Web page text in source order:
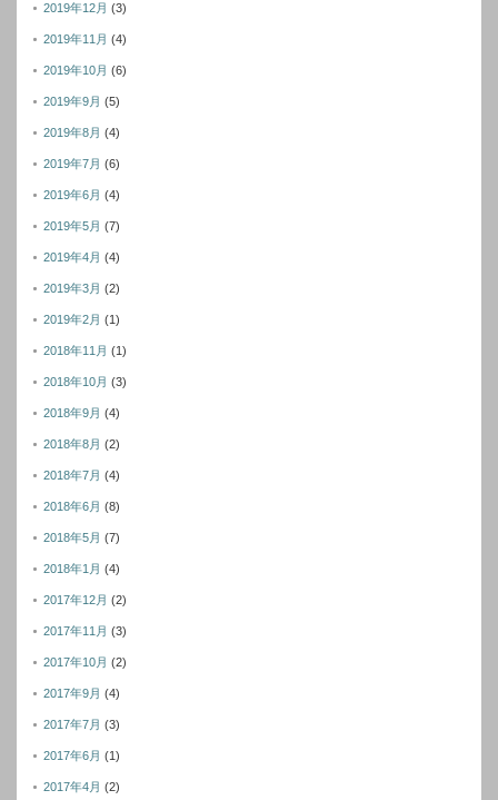
2019年12月 (3)
2019年11月 (4)
2019年10月 (6)
2019年9月 (5)
2019年8月 (4)
2019年7月 (6)
2019年6月 (4)
2019年5月 (7)
2019年4月 (4)
2019年3月 (2)
2019年2月 (1)
2018年11月 (1)
2018年10月 (3)
2018年9月 (4)
2018年8月 (2)
2018年7月 (4)
2018年6月 (8)
2018年5月 (7)
2018年1月 (4)
2017年12月 (2)
2017年11月 (3)
2017年10月 (2)
2017年9月 (4)
2017年7月 (3)
2017年6月 (1)
2017年4月 (2)